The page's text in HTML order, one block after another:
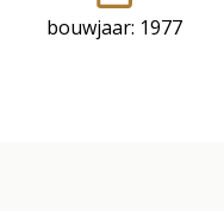
bouwjaar: 1977